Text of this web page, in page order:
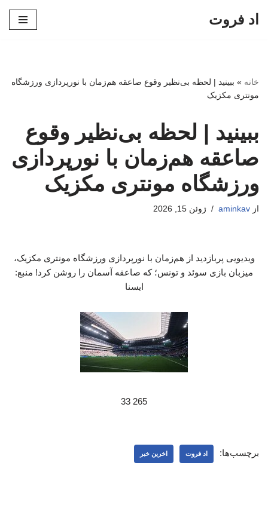
اد فروت
خانه » ببینید | لحظه بی‌نظیر وقوع صاعقه هم‌زمان با نورپردازی ورزشگاه
مونتری مکزیک
ببینید | لحظه بی‌نظیر وقوع
صاعقه هم‌زمان با نورپردازی
ورزشگاه مونتری مکزیک
از aminkav ژوئن 15, 2026
ویدیویی پربازدید از هم‌زمان با نورپردازی ورزشگاه مونتری مکزیک،
میزبان بازی سوئد و تونس؛ که صاعقه آسمان را روشن کرد! منبع:
ایسنا
265 33
برچسب‌ها: اد فروت اخرین خبر